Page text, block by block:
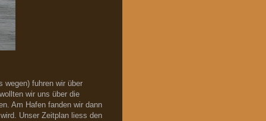
wegen) fuhren wir über
wir uns über die
Am Hafen fanden wir dann
Unser Zeitplan liess den